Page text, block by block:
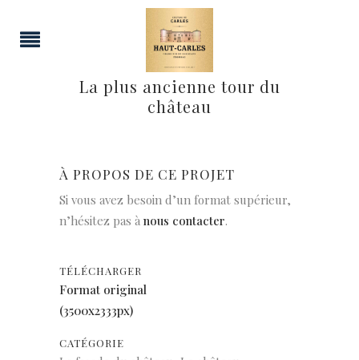
La plus ancienne tour du
château
À PROPOS DE CE PROJET
Si vous avez besoin d’un format supérieur,
n’hésitez pas à nous contacter.
TÉLÉCHARGER
Format original
(3500x2333px)
CATÉGORIE